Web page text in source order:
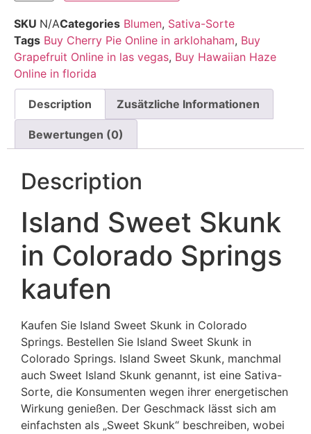
SKU N/ACategories Blumen, Sativa-Sorte
Tags Buy Cherry Pie Online in arklohaham, Buy
Grapefruit Online in las vegas, Buy Hawaiian Haze
Online in florida
Description Zusätzliche Informationen
Bewertungen (0)
Description
Island Sweet Skunk
in Colorado Springs
kaufen
Kaufen Sie Island Sweet Skunk in Colorado
Springs. Bestellen Sie Island Sweet Skunk in
Colorado Springs. Island Sweet Skunk, manchmal
auch Sweet Island Skunk genannt, ist eine Sativa-
Sorte, die Konsumenten wegen ihrer energetischen
Wirkung genießen. Der Geschmack lässt sich am
einfachsten als „Sweet Skunk“ beschreiben, wobei